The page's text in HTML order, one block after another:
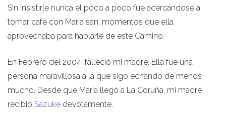
Sin insistirle nunca él poco a poco fue acercándose a
tomar café con María san, momentos que ella
aprovechaba para hablarle de este Camino.
En Febrero del 2004, falleció mi madre. Ella fue una
persona maravillosa a la que sigo echando de menos
mucho. Desde que María llegó a La Coruña, mi madre
recibió Sazuke devotamente.